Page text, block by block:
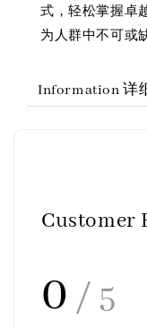
式，轻松掌握卓
为人群中不可或
Information 详
Customer
0 / 5